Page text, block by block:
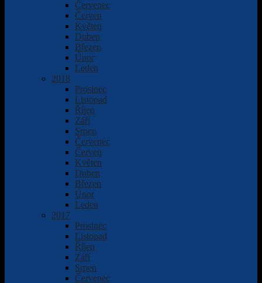
Červenec
Červen
Květen
Duben
Březen
Únor
Leden
2018
Prosinec
Listopad
Říjen
Září
Srpen
Červenec
Červen
Květen
Duben
Březen
Únor
Leden
2017
Prosinec
Listopad
Říjen
Září
Srpen
Červenec